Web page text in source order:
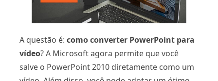
A questão é: como converter PowerPoint para
vídeo? A Microsoft agora permite que você
salve o PowerPoint 2010 diretamente como um